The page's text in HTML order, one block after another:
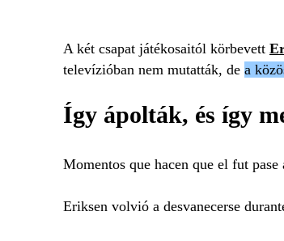
A két csapat játékosaitól körbevett
televízióban nem mutatták, de a
Így ápolták, és így
Momentos que hacen que el fut pase
Eriksen volvió a desvanecerse